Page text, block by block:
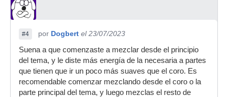
#4 por Dogbert el 23/07/2023
Suena a que comenzaste a mezclar desde el principio
del tema, y le diste más energía de la necesaria a partes
que tienen que ir un poco más suaves que el coro. Es
recomendable comenzar mezclando desde el coro o la
parte principal del tema, y luego mezclas el resto de